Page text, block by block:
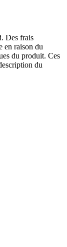
Des frais
en raison du
du produit. Ces
du